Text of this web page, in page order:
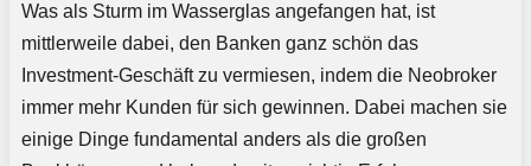
Was als Sturm im Wasserglas angefangen hat, ist
mittlerweile dabei, den Banken ganz schön das
Investment-Geschäft zu vermiesen, indem die Neobroker
immer mehr Kunden für sich gewinnen. Dabei machen sie
einige Dinge fundamental anders als die großen